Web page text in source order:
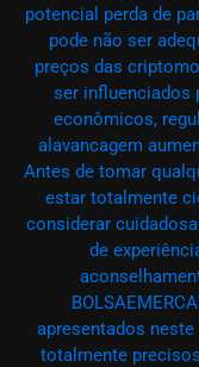
potencial perda de
pode não ser
preços das
ser influenciados
econômicos,
alavancagem
Antes de tomar
estar totalmente
considerar
de
apresentados
totalmente